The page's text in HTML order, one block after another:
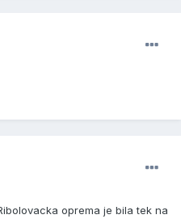
oprema je bila tek na